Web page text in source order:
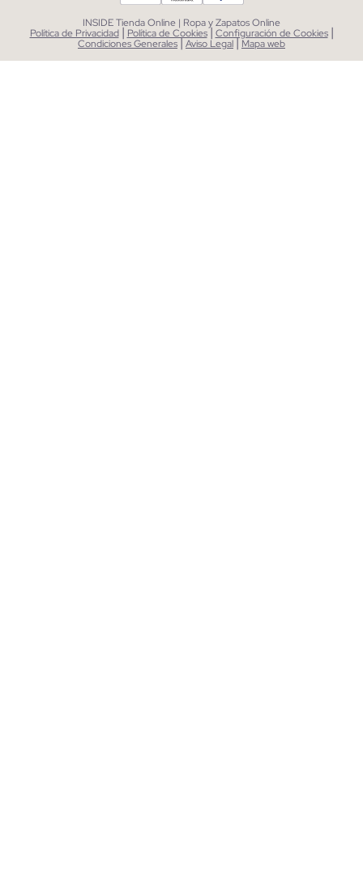
INSIDE Tienda Online | Ropa y Zapatos Online
Política de Privacidad | Política de Cookies| Configuración de Cookies |
Condiciones Generales|Aviso Legal| Mapa web